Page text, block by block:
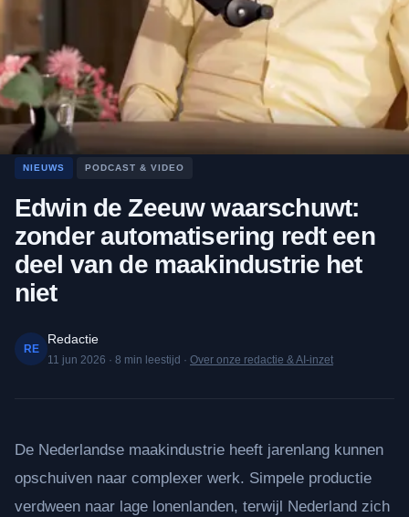
NIEUWS PODCAST & VIDEO
Edwin de Zeeuw waarschuwt:
zonder automatisering redt een
deel van de maakindustrie het
niet
RE
Redactie
11 jun 2026 · 8 min leestijd · Over onze redactie & AI-inzet
De Nederlandse maakindustrie heeft jarenlang kunnen
opschuiven naar complexer werk. Simpele productie
verdween naar lage lonenlanden, terwijl Nederland zich